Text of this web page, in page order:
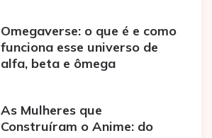
Omegaverse: o que é e como
funciona esse universo de
alfa, beta e ômega
As Mulheres que
Construíram o Anime: do